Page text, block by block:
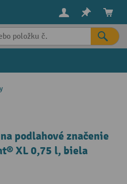
podlahové značenie
XL 0,75 l, biela